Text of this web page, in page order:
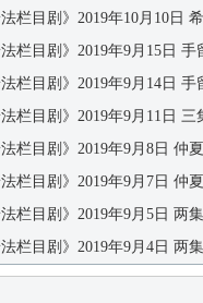
法栏目剧》2019年10月10日
法栏目剧》2019年9月15日
法栏目剧》2019年9月14日
法栏目剧》2019年9月11日
法栏目剧》2019年9月8日 仲
法栏目剧》2019年9月7日 仲
法栏目剧》2019年9月5日 两
法栏目剧》2019年9月4日 两